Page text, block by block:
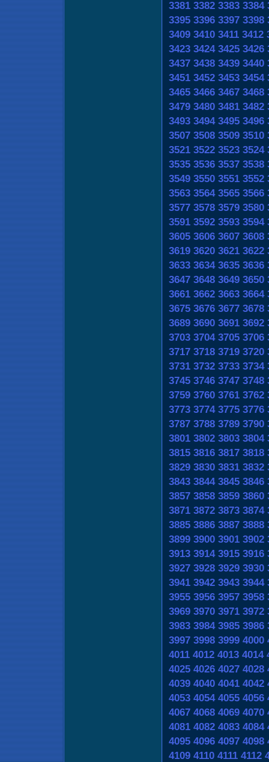
3381 3382 3383 3384
3395 3396 3397 3398
3409 3410 3411 3412
3423 3424 3425 3426
3437 3438 3439 3440
3451 3452 3453 3454
3465 3466 3467 3468
3479 3480 3481 3482
3493 3494 3495 3496
3507 3508 3509 3510
3521 3522 3523 3524
3535 3536 3537 3538
3549 3550 3551 3552
3563 3564 3565 3566
3577 3578 3579 3580
3591 3592 3593 3594
3605 3606 3607 3608
3619 3620 3621 3622
3633 3634 3635 3636
3647 3648 3649 3650
3661 3662 3663 3664
3675 3676 3677 3678
3689 3690 3691 3692
3703 3704 3705 3706
3717 3718 3719 3720
3731 3732 3733 3734
3745 3746 3747 3748
3759 3760 3761 3762
3773 3774 3775 3776
3787 3788 3789 3790
3801 3802 3803 3804
3815 3816 3817 3818
3829 3830 3831 3832
3843 3844 3845 3846
3857 3858 3859 3860
3871 3872 3873 3874
3885 3886 3887 3888
3899 3900 3901 3902
3913 3914 3915 3916
3927 3928 3929 3930
3941 3942 3943 3944
3955 3956 3957 3958
3969 3970 3971 3972
3983 3984 3985 3986
3997 3998 3999 4000
4011 4012 4013 4014
4025 4026 4027 4028
4039 4040 4041 4042
4053 4054 4055 4056
4067 4068 4069 4070
4081 4082 4083 4084
4095 4096 4097 4098
4109 4110 4111 4112